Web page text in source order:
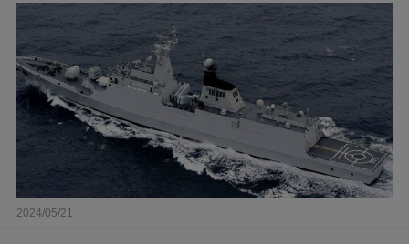
2024/05/21